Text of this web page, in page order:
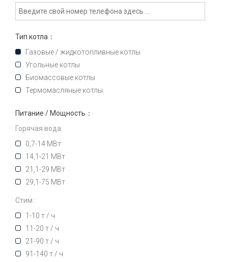
Тип котла：
Газовые / жидкотопливные котлы
Угольные котлы
Биомассовые котлы
Термомасляные котлы
Питание / Мощность：
Горячая вода:
0,7-14 МВт
14,1-21 МВт
21,1-29 МВт
29,1-75 МВт
Стим :
1-10 т / ч
11-20 т / ч
21-90 т / ч
91-140 т / ч